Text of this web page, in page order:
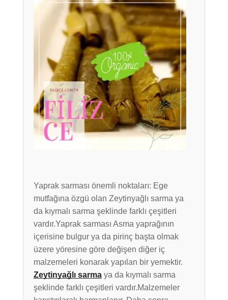
Yaprak sarması önemli noktaları: Ege
mutfağına özgü olan Zeytinyağlı sarma ya
da kıymalı sarma şeklinde farklı çeşitleri
vardır.Yaprak sarması Asma yaprağının
içerisine bulgur ya da pirinç başta olmak
üzere yöresine göre değişen diğer iç
malzemeleri konarak yapılan bir yemektir.
Zeytinyağlı sarmaya da kıymalı sarma
şeklinde farklı çeşitleri vardır.Malzemeler